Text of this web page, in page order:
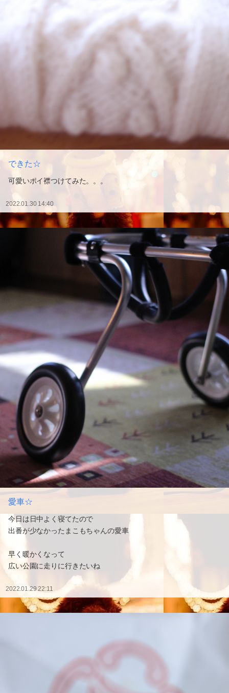
できた☆
可愛いポイ襟つけてみた。。。
2022.01.30 14:40
愛車☆
今日は日中よく寝てたので
出番が少なかったまこもちゃんの愛車
早く暖かくなって
広い公園に走りに行きたいね
2022.01.29 22:11